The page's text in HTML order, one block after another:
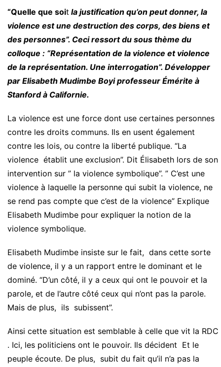
“Quelle que soit la justification qu’on peut donner, la
violence est une destruction des corps, des biens et
des personnes”. Ceci ressort du sous thème du
colloque : “Représentation de la violence et violence
de la représentation. Une interrogation”. Développer
par Elisabeth Mudimbe Boyi professeur Émérite à
Stanford à Californie.
La violence est une force dont use certaines personnes
contre les droits communs. Ils en usent également
contre les lois, ou contre la liberté publique. “La
violence établit une exclusion”. Dit Élisabeth lors de son
intervention sur ” la violence symbolique”. ” C’est une
violence à laquelle la personne qui subit la violence, ne
se rend pas compte que c’est de la violence” Explique
Elisabeth Mudimbe pour expliquer la notion de la
violence symbolique.
Elisabeth Mudimbe insiste sur le fait, dans cette sorte
de violence, il y a un rapport entre le dominant et le
dominé. “D’un côté, il y a ceux qui ont le pouvoir et la
parole, et de l’autre côté ceux qui n’ont pas la parole.
Mais de plus, ils subissent”.
Ainsi cette situation est semblable à celle que vit la RDC
. Ici, les politiciens ont le pouvoir. Ils décident Et le
peuple écoute. De plus, subit du fait qu’il n’a pas la